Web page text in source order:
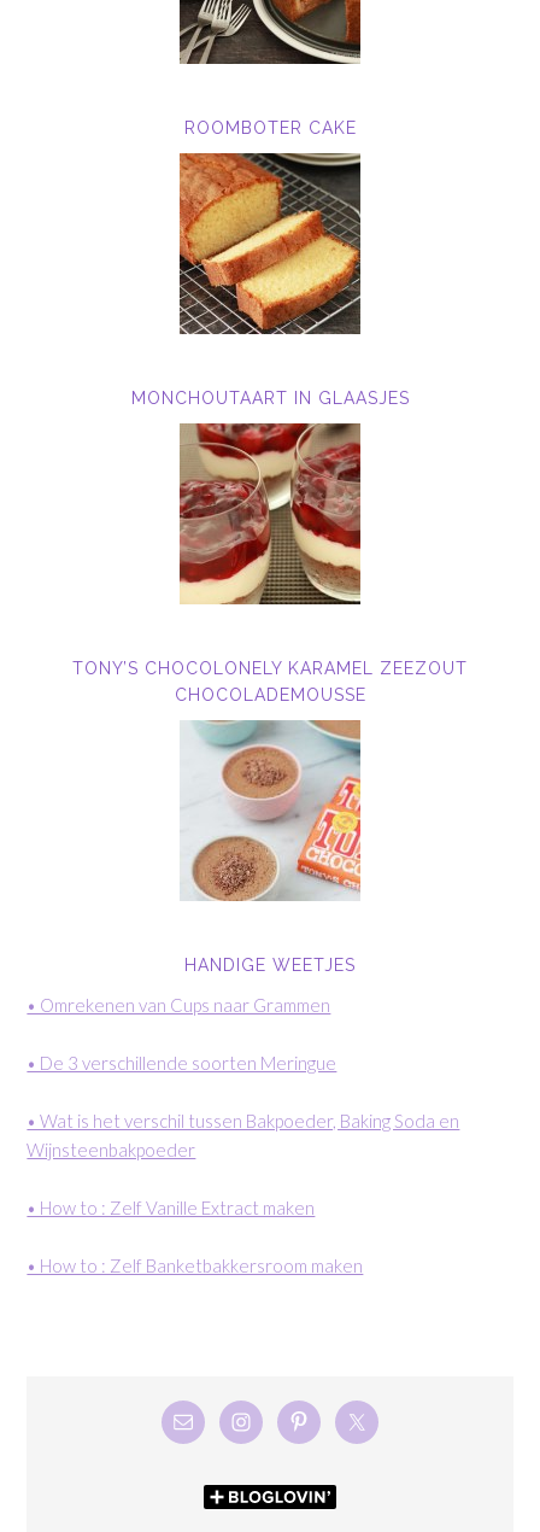
ROOMBOTER CAKE
MONCHOUTAART IN GLAASJES
TONY’S CHOCOLONELY KARAMEL ZEEZOUT
CHOCOLADEMOUSSE
HANDIGE WEETJES
• Omrekenen van Cups naar Grammen
• De 3 verschillende soorten Meringue
• Wat is het verschil tussen Bakpoeder, Baking Soda en
Wijnsteenbakpoeder
• How to : Zelf Vanille Extract maken
• How to : Zelf Banketbakkersroom maken